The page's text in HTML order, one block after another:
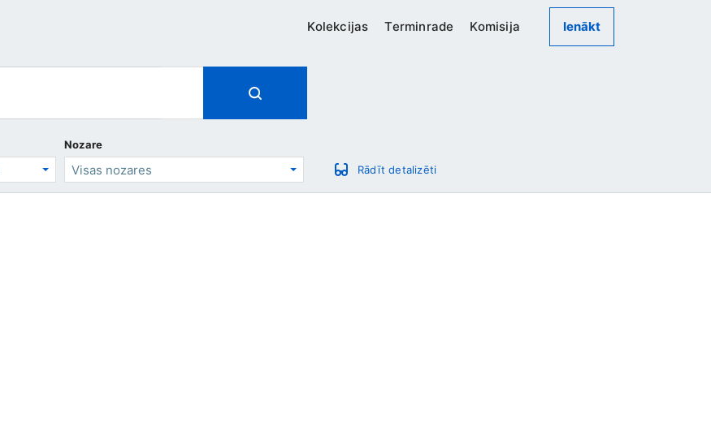
Kolekcijas Terminrade Komisija Ienākt
Nozare
Rādīt detalizēti